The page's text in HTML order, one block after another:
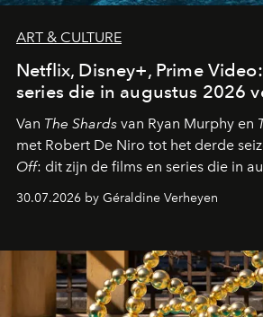
ART & CULTURE
Netflix, Disney+, Prime
series die in augustus 2026
Van The Shards van Ryan Murphy en
met Robert De Niro tot het derde
Off: dit zijn de films en series die in
streamingplatformen verschijnen.
30.07.2026 by Géraldine Verheyen